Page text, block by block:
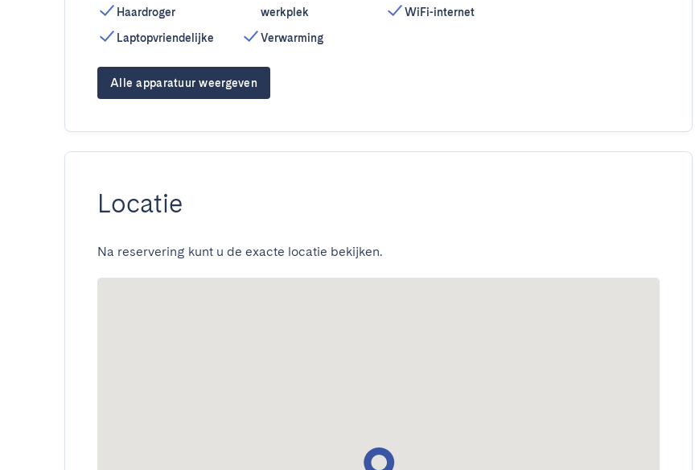
Haardroger
Laptopvriendelijke
werkplek
Verwarming
WiFi-internet
Alle apparatuur weergeven
Locatie
Na reservering kunt u de exacte locatie bekijken.